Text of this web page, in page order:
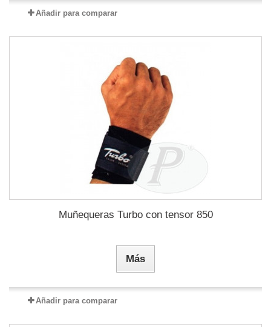
Añadir para comparar
Muñequeras Turbo con tensor 850
Más
Añadir para comparar